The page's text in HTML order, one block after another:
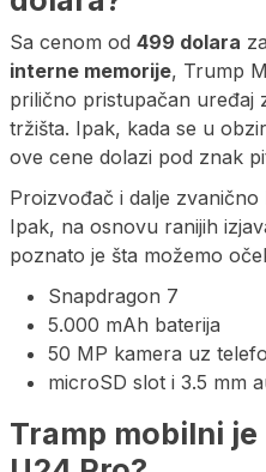
Sa cenom od 499 dolara
interne memorije, Trump
prilično pristupačan uređaj
tržišta. Ipak, kada se u
ove cene dolazi pod znak
Proizvođač i dalje zvanično
Ipak, na osnovu ranijih
poznato je šta možemo
Snapdragon 7
5.000 mAh baterija
50 MP kamera uz
microSD slot i 3.5 mm
Tramp mobilni